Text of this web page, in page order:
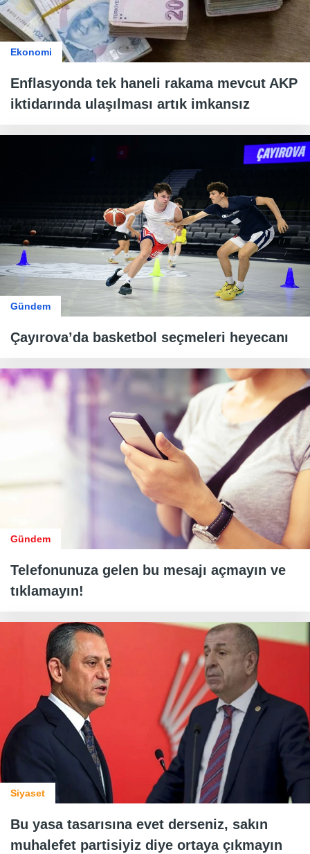
Ekonomi
Enflasyonda tek haneli rakama mevcut AKP
iktidarında ulaşılması artık imkansız
Gündem
Çayırova’da basketbol seçmeleri heyecanı
Gündem
Telefonunuza gelen bu mesajı açmayın ve
tıklamayın!
Siyaset
Bu yasa tasarısına evet derseniz, sakın
muhalefet partisiyiz diye ortaya çıkmayın